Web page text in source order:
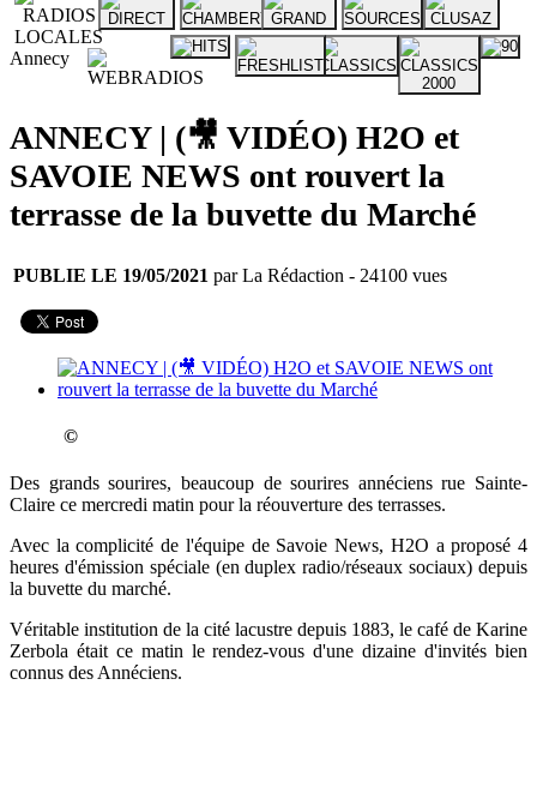
Annecy
ANNECY | (🎥 VIDÉO) H2O et
SAVOIE NEWS ont rouvert la
terrasse de la buvette du Marché
PUBLIE LE 19/05/2021 par La Rédaction - 24100 vues
©
Des grands sourires, beaucoup de sourires annéciens rue Sainte-
Claire ce mercredi matin pour la réouverture des terrasses.
Avec la complicité de l'équipe de Savoie News, H2O a proposé 4
heures d'émission spéciale (en duplex radio/réseaux sociaux) depuis
la buvette du marché.
Véritable institution de la cité lacustre depuis 1883, le café de Karine
Zerbola était ce matin le rendez-vous d'une dizaine d'invités bien
connus des Annéciens.